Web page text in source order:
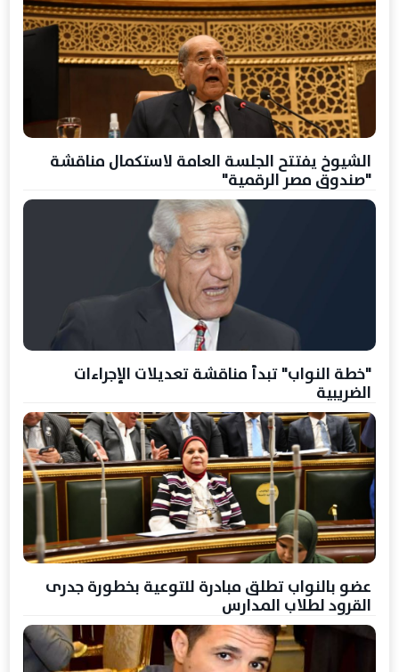
الشيوخ يفتتح الجلسة العامة لاستكمال مناقشة
"صندوق مصر الرقمية"
"خطة النواب" تبدأ مناقشة تعديلات الإجراءات
الضريبية
عضو بالنواب تطلق مبادرة للتوعية بخطورة جدرى
القرود لطلاب المدارس